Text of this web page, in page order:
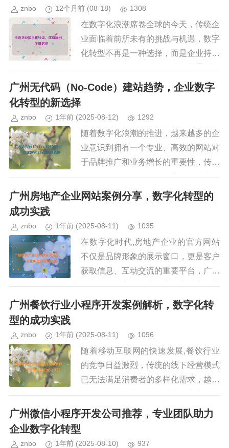
znbo 12个月前 (08-18) 1308
在数字化浪潮席卷全球的今天，传统企
业面临着前所未有的挑战与机遇，数字
化转型不再是一种选择，而是企业持续
发展的必经之路，许多传统企业通过引
入数字化技术，优化业务流程，提升运
广州无代码（No-Code）建站趋势，企业数字
化转型的新选择
znbo 1年前 (2025-08-12) 1292
随着数字化浪潮的推进，越来越多的企
业意识到拥有一个专业、高效的网站对
于品牌推广和业务增长的重要性，传统
的网站开发模式往往需要高昂的成本、
复杂的技术门槛和漫长的开发周期，这
广州房地产企业网站案例分享，数字化转型的
成功实践
znbo 1年前 (2025-08-11) 1035
在数字化时代,房地产企业的官方网站
不仅是品牌形象的展示窗口，更是客户
获取信息、互动交流的重要平台，广州
作为中国南方的经济中心，房地产行业
竞争激烈，许多企业通过优化网站设计
广州餐饮行业小程序开发案例解析，数字化转
型的成功实践
znbo 1年前 (2025-08-11) 1096
随着移动互联网的快速发展,餐饮行业
的竞争日益激烈，传统的线下经营模式
已无法满足消费者的多样化需求，越来
越多的餐饮企业开始借助小程序实现数
字化转型，广州作为中国餐饮业发达的
广州微信小程序开发公司推荐，专业团队助力
企业数字化转型
znbo 1年前 (2025-08-10) 937